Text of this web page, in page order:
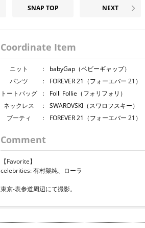
SNAP TOP NEXT
Coordinate Item
ニット ：
babyGap（ベビーギャップ）
パンツ
：
FOREVER 21（フォーエバー 21）
トートバッグ
：
Folli Follie（フォリフォリ）
ネックレス
：
SWAROVSKI（スワロフスキー）
ブーティ
： FOREVER 21（フォーエバー 21）
Comment
【Favorite】
celebrities: 有村架純、ローラ
東京-表参道周辺にて撮影。